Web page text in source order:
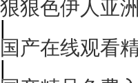
狠狠色伊人亚
|
国产在线观看
|